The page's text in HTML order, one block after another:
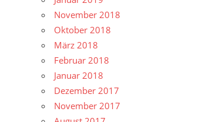
November 2018
Oktober 2018
März 2018
Februar 2018
Januar 2018
Dezember 2017
November 2017